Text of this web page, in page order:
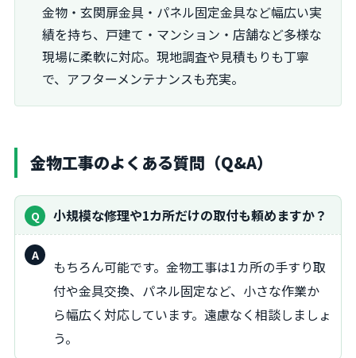
金物・玄関扉金具・パネル固定金具など幅広い実
績を持ち、戸建て・マンション・店舗など多様な
現場に柔軟に対応。現地調査や見積もりも丁寧
で、アフターメンテナンスも充実。
金物工事のよくある質問（Q&A）
小規模な修理や1カ所だけの取付も頼めますか？
答：
もちろん可能です。金物工事は1カ所の手すり取
付や金具交換、パネル固定など、小さな作業か
ら幅広く対応しています。遠慮なく相談しましょ
う。